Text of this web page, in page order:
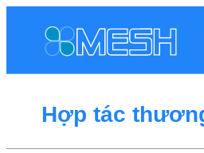
Hợp tác